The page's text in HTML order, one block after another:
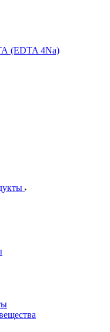
(EDTA 4Na)